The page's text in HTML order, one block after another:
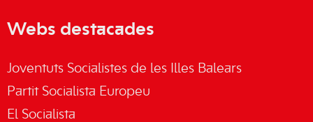
Webs destacades
Joventuts Socialistes de les Illes Balears
Partit Socialista Europeu
El Socialista